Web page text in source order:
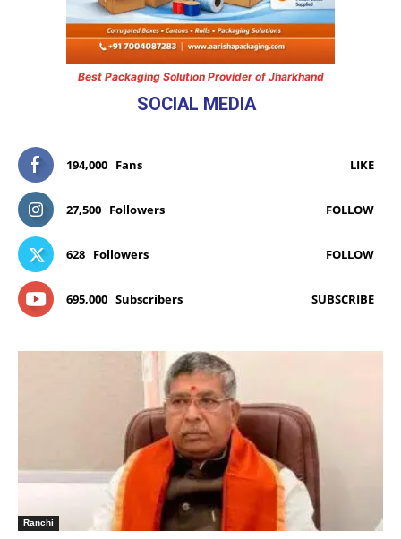
Best Packaging Solution Provider of Jharkhand
SOCIAL MEDIA
194,000 Fans LIKE
27,500 Followers FOLLOW
628 Followers FOLLOW
695,000 Subscribers SUBSCRIBE
Ranchi